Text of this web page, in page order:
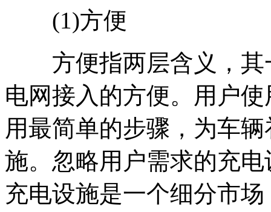
(1)方便
方便指两层含义，其
电网接入的方便。用户
用最简单的步骤，为车
施。忽略用户需求的充
充电设施是一个细分市